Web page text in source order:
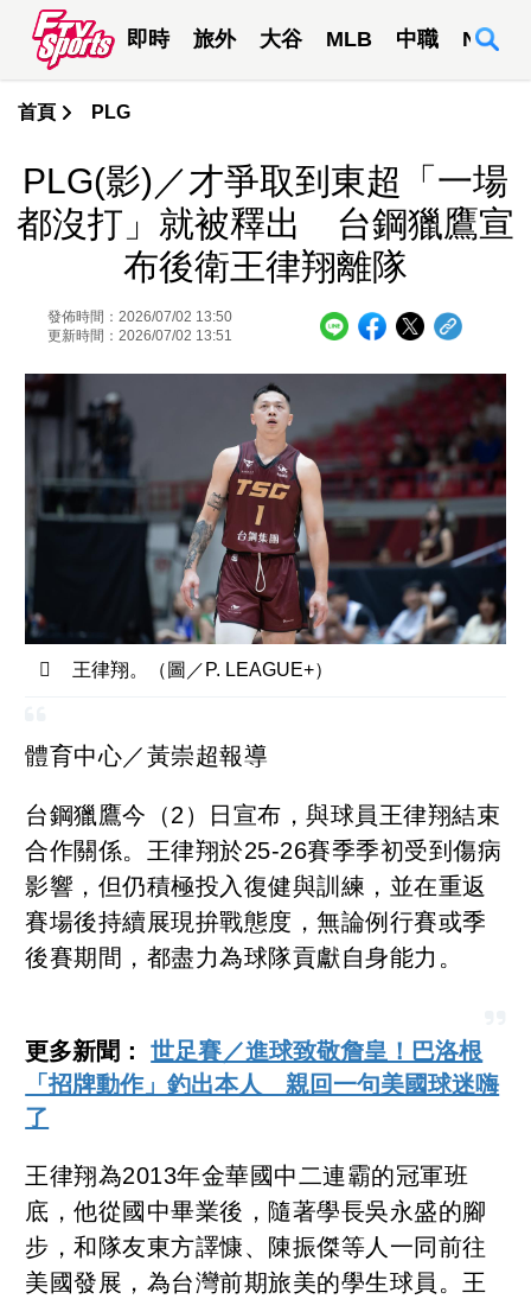
即時 旅外 大谷 MLB 中職 NBA
首頁 PLG
PLG(影)／才爭取到東超「一場
都沒打」就被釋出 台鋼獵鷹宣
布後衛王律翔離隊
發佈時間：2026/07/02 13:50
更新時間：2026/07/02 13:51
王律翔。（圖／P. LEAGUE+）
體育中心／黃崇超報導
台鋼獵鷹今（2）日宣布，與球員王律翔結束
合作關係。王律翔於25-26賽季季初受到傷病
影響，但仍積極投入復健與訓練，並在重返
賽場後持續展現拚戰態度，無論例行賽或季
後賽期間，都盡力為球隊貢獻自身能力。
更多新聞：世足賽／進球致敬詹皇！巴洛根
「招牌動作」釣出本人 親回一句美國球迷嗨
了
王律翔為2013年金華國中二連霸的冠軍班
底，他從國中畢業後，隨著學長吳永盛的腳
步，和隊友東方譯慷、陳振傑等人一同前往
美國發展，為台灣前期旅美的學生球員。王